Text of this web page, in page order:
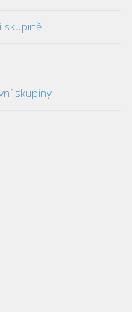
skupině
skupiny